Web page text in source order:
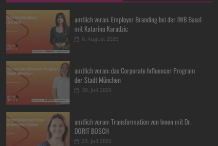
amtlich voran: Employer Branding bei der IWB Basel
mit Katarina Karadzic
6. August 2026
amtlich voran: das Corporate Influencer Program
der Stadt München
30. Juli 2026
amtlich voran: Transformation von Innen mit Dr.
DORIT BOSCH
23. Juli 2026